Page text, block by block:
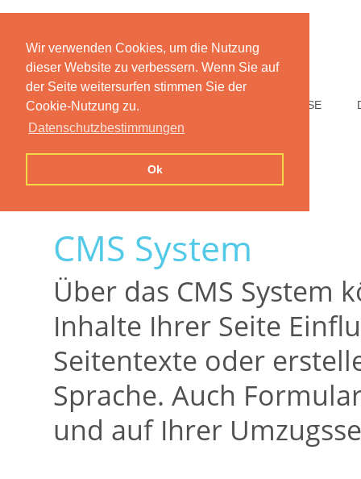
Wir verwenden Cookies, um die Nutzung
dieser Website zu verbessern. Wenn Sie auf
der Seite weitersurfen stimmen Sie der
Cookie-Nutzung zu.
Datenschutzbestimmungen
Ok
HOME PREISE
CMS System
Über das CMS System
Inhalte Ihrer Seite
Seitentexte oder
Sprache. Auch
und auf Ihrer